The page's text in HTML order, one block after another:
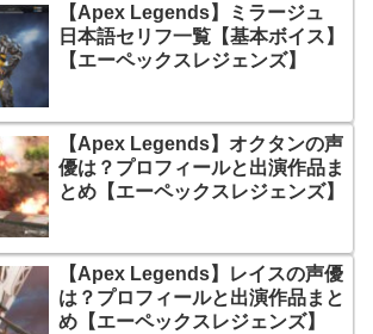
【Apex Legends】ミラージュ
日本語セリフ一覧【基本ボイス】
【エーペックスレジェンズ】
【Apex Legends】オクタンの声
優は？プロフィールと出演作品ま
とめ【エーペックスレジェンズ】
【Apex Legends】レイスの声優
は？プロフィールと出演作品まと
め【エーペックスレジェンズ】